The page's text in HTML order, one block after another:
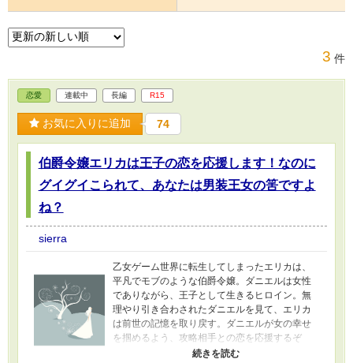
3 件
恋愛 連載中 長編 R15
お気に入りに追加 74
伯爵令嬢エリカは王子の恋を応援します！なのに
グイグイこられて、あなたは男装王女の筈ですよ
ね？
sierra
乙女ゲーム世界に転生してしまったエリカは、
平凡でモブのような伯爵令嬢。ダニエルは女性
でありながら、王子として生きるヒロイン。無
理やり引き合わされたダニエルを見て、エリカ
は前世の記憶を取り戻す。ダニエルが女の幸せ
を掴めるよう、攻略相手との恋を応援するぞ
と、エリカは固く決意した。が、当のダニエル